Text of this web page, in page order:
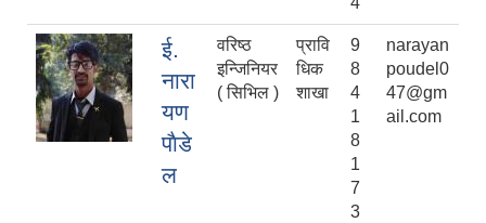
ई.
नारा
यण
पाैडे
ल
वरिष्ठ
इन्जिनियर
( सिभिल )
प्रावि
धिक
शाखा
9
8
4
1
8
1
7
3
narayan
poudel0
47@gm
ail.com